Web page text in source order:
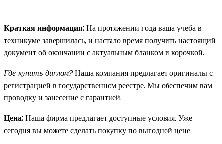
Краткая информация:На протяжении года ваша учеба в
техникуме завершилась, и настало время получить настоящий
документ об окончании с актуальным бланком и корочкой.
Где купить диплом?Наша компания предлагает оригиналы с
регистрацией в государственном реестре. Мы обеспечим вам
проводку и занесение с гарантией.
Цена:Наша фирма предлагает доступные условия. Уже
сегодня вы можете сделать покупку по выгодной цене.